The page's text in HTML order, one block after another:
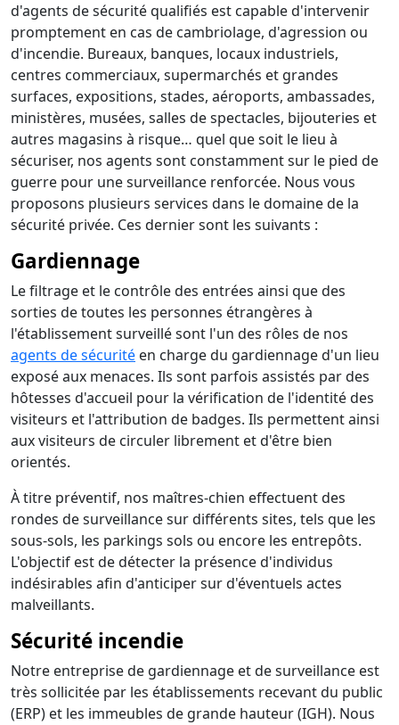
d'agents de sécurité qualifiés est capable d'intervenir
promptement en cas de cambriolage, d'agression ou
d'incendie. Bureaux, banques, locaux industriels,
centres commerciaux, supermarchés et grandes
surfaces, expositions, stades, aéroports, ambassades,
ministères, musées, salles de spectacles, bijouteries et
autres magasins à risque… quel que soit le lieu à
sécuriser, nos agents sont constamment sur le pied de
guerre pour une surveillance renforcée. Nous vous
proposons plusieurs services dans le domaine de la
sécurité privée. Ces dernier sont les suivants :
Gardiennage
Le filtrage et le contrôle des entrées ainsi que des
sorties de toutes les personnes étrangères à
l'établissement surveillé sont l'un des rôles de nos
agents de sécurité en charge du gardiennage d'un lieu
exposé aux menaces. Ils sont parfois assistés par des
hôtesses d'accueil pour la vérification de l'identité des
visiteurs et l'attribution de badges. Ils permettent ainsi
aux visiteurs de circuler librement et d'être bien
orientés.
À titre préventif, nos maîtres-chien effectuent des
rondes de surveillance sur différents sites, tels que les
sous-sols, les parkings sols ou encore les entrepôts.
L'objectif est de détecter la présence d'individus
indésirables afin d'anticiper sur d'éventuels actes
malveillants.
Sécurité incendie
Notre entreprise de gardiennage et de surveillance est
très sollicitée par les établissements recevant du public
(ERP) et les immeubles de grande hauteur (IGH). Nous